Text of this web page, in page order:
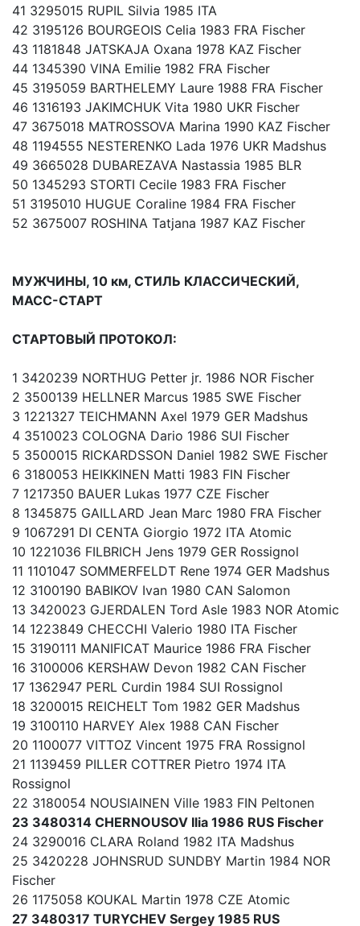
41 3295015 RUPIL Silvia 1985 ITA
42 3195126 BOURGEOIS Celia 1983 FRA Fischer
43 1181848 JATSKAJA Oxana 1978 KAZ Fischer
44 1345390 VINA Emilie 1982 FRA Fischer
45 3195059 BARTHELEMY Laure 1988 FRA Fischer
46 1316193 JAKIMCHUK Vita 1980 UKR Fischer
47 3675018 MATROSSOVA Marina 1990 KAZ Fischer
48 1194555 NESTERENKO Lada 1976 UKR Madshus
49 3665028 DUBAREZAVA Nastassia 1985 BLR
50 1345293 STORTI Cecile 1983 FRA Fischer
51 3195010 HUGUE Coraline 1984 FRA Fischer
52 3675007 ROSHINA Tatjana 1987 KAZ Fischer
МУЖЧИНЫ, 10 км, СТИЛЬ КЛАССИЧЕСКИЙ,
МАСС-СТАРТ
СТАРТОВЫЙ ПРОТОКОЛ:
1 3420239 NORTHUG Petter jr. 1986 NOR Fischer
2 3500139 HELLNER Marcus 1985 SWE Fischer
3 1221327 TEICHMANN Axel 1979 GER Madshus
4 3510023 COLOGNA Dario 1986 SUI Fischer
5 3500015 RICKARDSSON Daniel 1982 SWE Fischer
6 3180053 HEIKKINEN Matti 1983 FIN Fischer
7 1217350 BAUER Lukas 1977 CZE Fischer
8 1345875 GAILLARD Jean Marc 1980 FRA Fischer
9 1067291 DI CENTA Giorgio 1972 ITA Atomic
10 1221036 FILBRICH Jens 1979 GER Rossignol
11 1101047 SOMMERFELDT Rene 1974 GER Madshus
12 3100190 BABIKOV Ivan 1980 CAN Salomon
13 3420023 GJERDALEN Tord Asle 1983 NOR Atomic
14 1223849 CHECCHI Valerio 1980 ITA Fischer
15 3190111 MANIFICAT Maurice 1986 FRA Fischer
16 3100006 KERSHAW Devon 1982 CAN Fischer
17 1362947 PERL Curdin 1984 SUI Rossignol
18 3200015 REICHELT Tom 1982 GER Madshus
19 3100110 HARVEY Alex 1988 CAN Fischer
20 1100077 VITTOZ Vincent 1975 FRA Rossignol
21 1139459 PILLER COTTRER Pietro 1974 ITA
Rossignol
22 3180054 NOUSIAINEN Ville 1983 FIN Peltonen
23 3480314 CHERNOUSOV Ilia 1986 RUS Fischer
24 3290016 CLARA Roland 1982 ITA Madshus
25 3420228 JOHNSRUD SUNDBY Martin 1984 NOR
Fischer
26 1175058 KOUKAL Martin 1978 CZE Atomic
27 3480317 TURYCHEV Sergey 1985 RUS